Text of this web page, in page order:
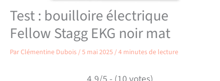
Test : bouilloire électrique
Fellow Stagg EKG noir mat
ParClémentine Dubois/5 mai 2025/4 minutes de lecture